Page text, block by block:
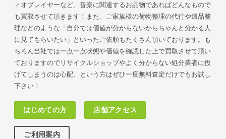
ィオプレイヤーなど、音楽に関連するお品物であればどんなもので
も買取させて頂きます！また、ご家族様の荷物整理の代行や遺品整
理などのような「自分では価値が分からないからちゃんと分かる人
に見てもらいたい」といったご依頼もたくさん頂いております。も
ちろん当社では一点一点状態や価値を確認した上で買取させて頂い
ておりますのでリサイクルショップやよく分からない処分業者に投
げてしまうのは心配、という方はぜひ一度無料査定だけでもお試し
下さい！
はじめての方 店舗アクセス
ご利用案内